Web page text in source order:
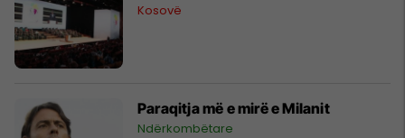
Kosovë
Paraqitja më e mirë e Milanit
Ndërkombëtare